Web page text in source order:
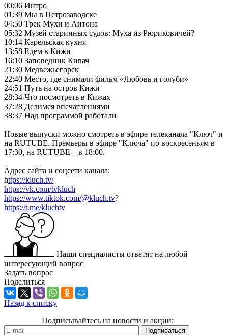
00:06 Интро
01:39 Мы в Петрозаводске
04:50 Трек Мухи и Антона
05:32 Музей старинных судов: Муха из Рюриковичей?
10:14 Карельская кухня
13:58 Едем в Кижи
16:10 Заповедник Кивач
21:30 Медвежьегорск
22:40 Место, где снимали фильм «Любовь и голуби»
24:51 Путь на остров Кижи
28:34 Что посмотреть в Кижах
37:28 Делимся впечатлениями
38:37 Над программой работали
Новые выпуски можно смотреть в эфире телеканала "Ключ" и
на RUTUBE. Премьеры в эфире "Ключа" по воскресеньям в
17:30, на RUTUBE – в 18:00.
Адрес сайта и соцсети канала:
https://kluch.tv/
https://vk.com/tvkluch
https://www.tiktok.com/@kluch.tv?
https://t.me/kluchtv
Наши специалисты ответят на любой
интересующий вопрос
Задать вопрос
Поделиться
Назад к списку
Подписывайтесь на новости и акции: